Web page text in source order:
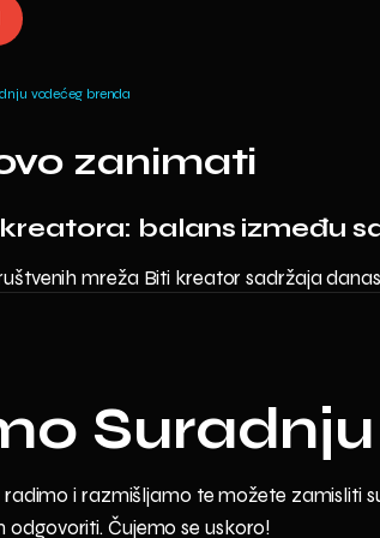
vodećeg brenda
zanimati
balans između
mreža Biti kreator sadržaja danas
Suradnju
i razmišljamo te možete zamisliti
Čujemo se uskoro!